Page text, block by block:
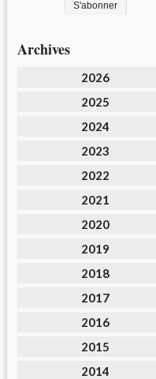
Archives
2026
2025
2024
2023
2022
2021
2020
2019
2018
2017
2016
2015
2014